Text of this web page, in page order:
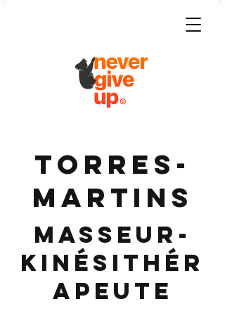
TORRES-
MARTINS
Masseur-
Kinésithér
apeute